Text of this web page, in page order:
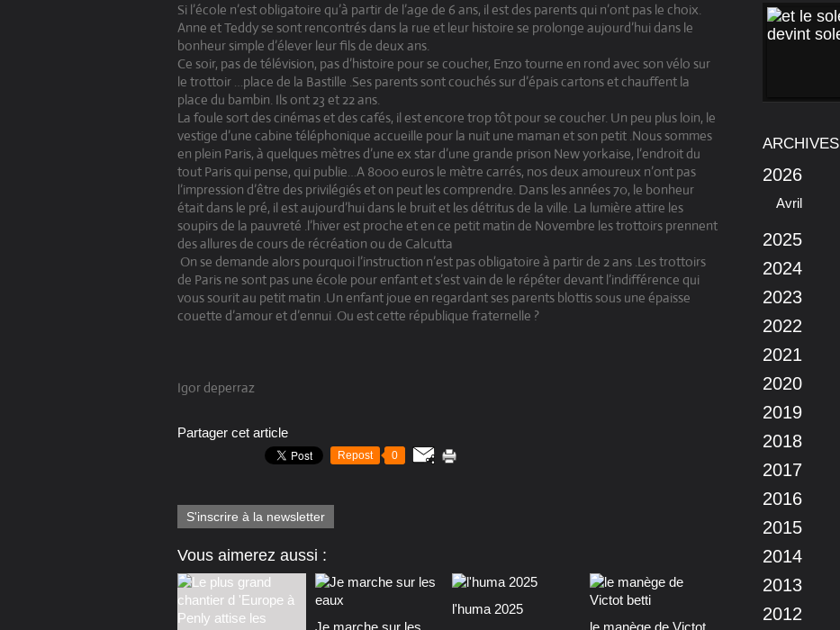
Si l’école n’est obligatoire qu’à partir de l’age de 6 ans, il est des parents qui n’ont pas le choix.
Anne et Teddy se sont rencontrés dans la rue et leur histoire se prolonge aujourd’hui dans le
bonheur simple d’élever leur fils de deux ans.
Ce soir, pas de télévision, pas d’histoire pour se coucher, Enzo tourne en rond avec son vélo sur
le trottoir …place de la Bastille .Ses parents sont couchés sur d’épais cartons et chauffent la
place du bambin. Ils ont 23 et 22 ans.
La foule sort des cinémas et des cafés, il est encore trop tôt pour se coucher. Un peu plus loin, le
vestige d’une cabine téléphonique accueille pour la nuit une maman et son petit .Nous sommes
en plein Paris, à quelques mètres d’une ex star d’une grande prison New yorkaise, l’endroit du
tout Paris qui pense, qui publie…A 8000 euros le mètre carrés, nos deux amoureux n’ont pas
l’impression d’être des privilégiés et on peut les comprendre. Dans les années 70, le bonheur
était dans le pré, il est aujourd’hui dans le bruit et les détritus de la ville. La lumière attire les
soupirs de la pauvreté .l’hiver est proche et en ce petit matin de Novembre les trottoirs prennent
des allures de cours de récréation ou de Calcutta
On se demande alors pourquoi l’instruction n’est pas obligatoire à partir de 2 ans .Les trottoirs
de Paris ne sont pas une école pour enfant et s’est vain de le répéter devant l’indifférence qui
vous sourit au petit matin .Un enfant joue en regardant ses parents blottis sous une épaisse
couette d’amour et d’ennui .Ou est cette république fraternelle ?
Igor deperraz
Partager cet article
Repost 0
S'inscrire à la newsletter
Vous aimerez aussi :
l'huma 2025
ARCHIVES
2026
Avril
2025
2024
2023
2022
2021
2020
2019
2018
2017
2016
2015
2014
2013
2012